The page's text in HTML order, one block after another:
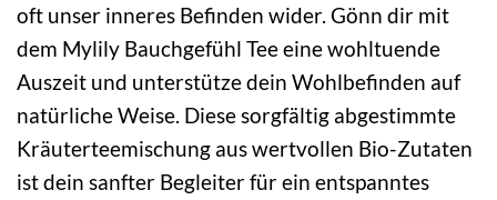
oft unser inneres Befinden wider. Gönn dir mit
dem Mylily Bauchgefühl Tee eine wohltuende
Auszeit und unterstütze dein Wohlbefinden auf
natürliche Weise. Diese sorgfältig abgestimmte
Kräuterteemischung aus wertvollen Bio-Zutaten
ist dein sanfter Begleiter für ein entspanntes